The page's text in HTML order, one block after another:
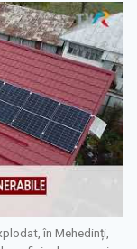
în Mehedinți,